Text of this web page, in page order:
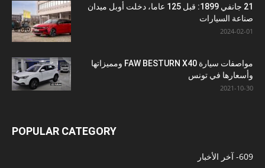
21 جانفي 1899: قبل 125 عاما، دخلت أوبل ميدان
صناعة السيارات
2024-02-01
مواصفات سيارة FAW BESTURN X40 ومميزاتها
وأسعارها في تونس
2021-10-30
POPULAR CATEGORY
- آخر الأخبار609